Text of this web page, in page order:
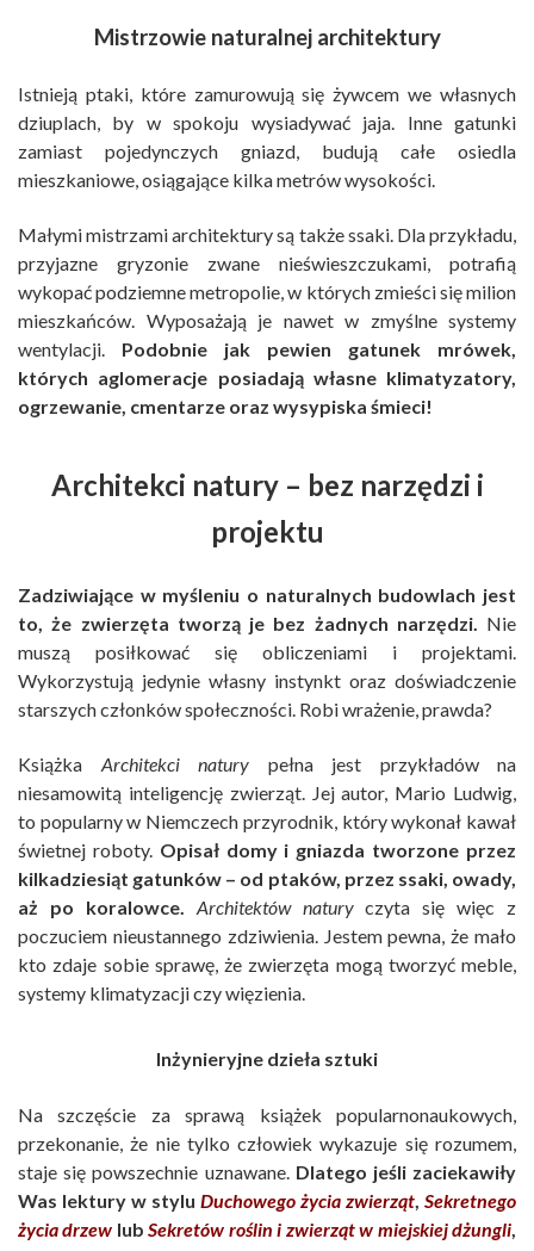
Mistrzowie naturalnej architektury
Istnieją ptaki, które zamurowują się żywcem we własnych
dziuplach, by w spokoju wysiadywać jaja. Inne gatunki
zamiast pojedynczych gniazd, budują całe osiedla
mieszkaniowe, osiągające kilka metrów wysokości.
Małymi mistrzami architektury są także ssaki. Dla przykładu,
przyjazne gryzonie zwane nieświeszczukami, potrafią
wykopać podziemne metropolie, w których zmieści się milion
mieszkańców. Wyposażają je nawet w zmyślne systemy
wentylacji. Podobnie jak pewien gatunek mrówek,
których aglomeracje posiadają własne klimatyzatory,
ogrzewanie, cmentarze oraz wysypiska śmieci!
Architekci natury – bez narzędzi i
projektu
Zadziwiające w myśleniu o naturalnych budowlach jest
to, że zwierzęta tworzą je bez żadnych narzędzi.
Nie
muszą posiłkować się obliczeniami i projektami.
Wykorzystują jedynie własny instynkt oraz doświadczenie
starszych członków społeczności. Robi wrażenie, prawda?
Książka Architekci natury pełna jest przykładów na
niesamowitą inteligencję zwierząt. Jej autor, Mario Ludwig,
to popularny w Niemczech przyrodnik, który wykonał kawał
świetnej roboty. Opisał domy i gniazda tworzone przez
kilkadziesiąt gatunków – od ptaków, przez ssaki, owady,
aż po koralowce.
Architektów naturyczyta się więc z
poczuciem nieustannego zdziwienia. Jestem pewna, że mało
kto zdaje sobie sprawę, że zwierzęta mogą tworzyć meble,
systemy klimatyzacji czy więzienia.
Inżynieryjne dzieła sztuki
Na szczęście za sprawą książek popularnonaukowych,
przekonanie, że nie tylko człowiek wykazuje się rozumem,
staje się powszechnie uznawane. Dlatego jeśli zaciekawiły
Was lektury w stylu Duchowego życia zwierząt Sekretnego
życia drzew lubSekretów roślin i zwierząt w miejskiej dżungli